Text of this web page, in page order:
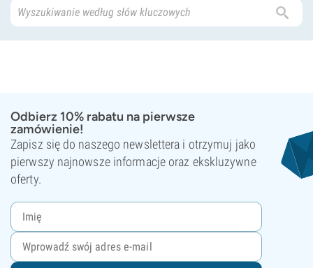
Odbierz 10% rabatu na pierwsze
zamówienie!
Zapisz się do naszego newslettera i otrzymuj jako
pierwszy najnowsze informacje oraz ekskluzywne
oferty.